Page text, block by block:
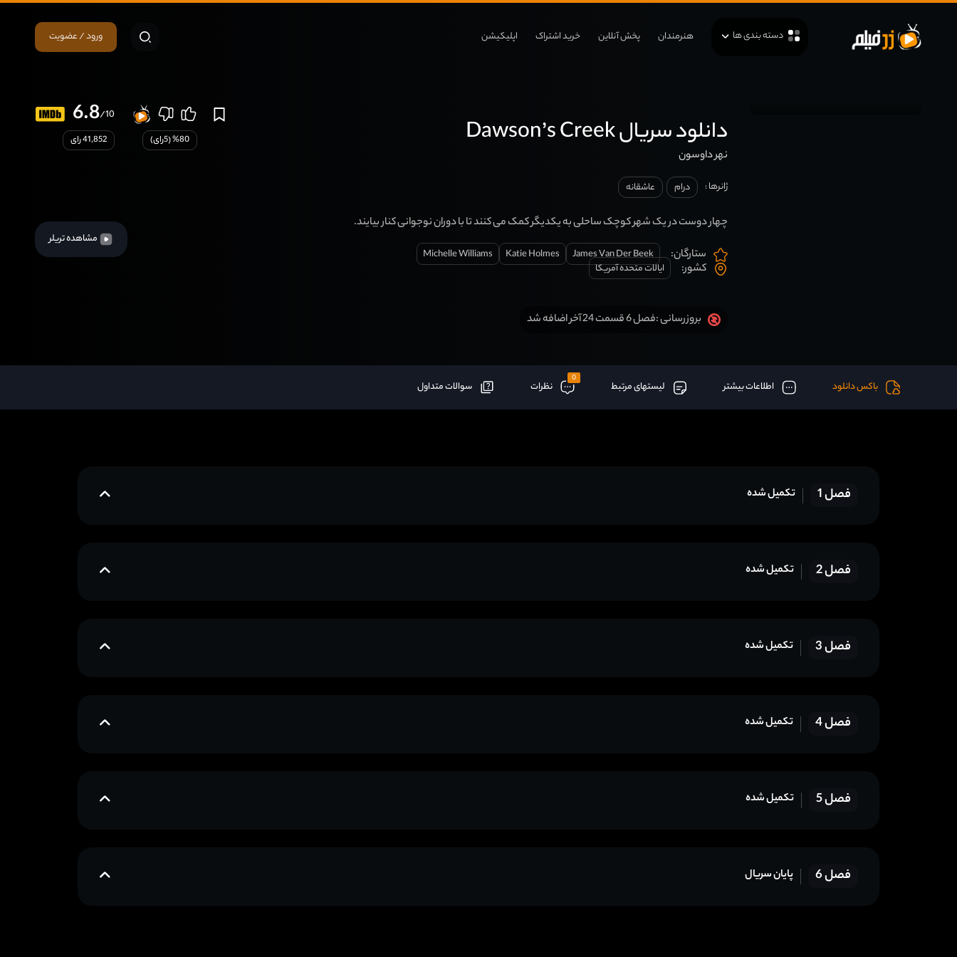
دسته بندی ها هنرمندان پخش آنلاین خرید اشتراک اپلیکیشن ورود / عضویت
دانلود سریال Dawson’s Creek
نهر داوسون
ژانرها : درام عاشقانه
چهار دوست در یک شهر کوچک ساحلی به یکدیگر کمک می کنند تا با دوران نوجوانی کنار بیایند.
ستارگان:
James Van Der Beek
Katie Holmes
Michelle Williams
کشور: ایالات متحده آمریکا
بروزرسانی :فصل 6 قسمت 24 آخر اضافه شد
6.8/10
41,852 رای 80
% (
5رای)
مشاهده تریلر
باکس دانلود اطلاعات بیشتر لیستهای مرتبط
0
نظرات سوالات متداول
فصل 1 تکمیل شده
فصل 2 تکمیل شده
فصل 3 تکمیل شده
فصل 4 تکمیل شده
فصل 5 تکمیل شده
فصل 6 پایان سریال